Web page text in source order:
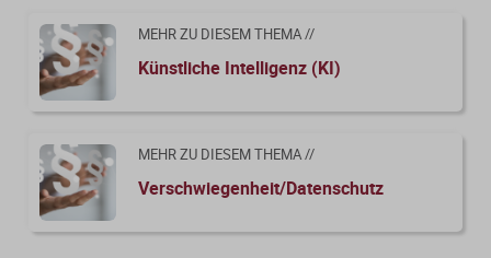
MEHR ZU DIESEM THEMA //
Künstliche Intelligenz (KI)
MEHR ZU DIESEM THEMA //
Verschwiegenheit/Datenschutz